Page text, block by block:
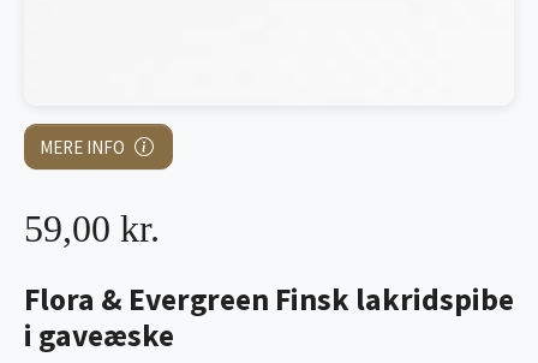
MERE INFO
Flora & Evergreen Finsk lakridspibe
i gaveæske
59,00 kr.